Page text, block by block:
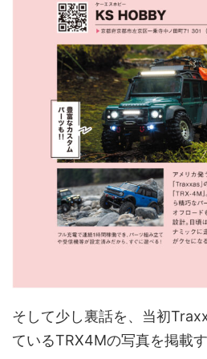
そして少し裏話を、当初
ているTRX4Mの写真を掲載